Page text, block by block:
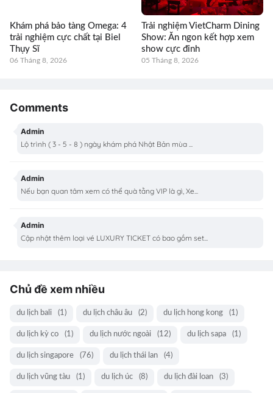
Khám phá bảo tàng Omega: 4
trải nghiệm cực chất tại Biel
Thụy Sĩ
06 Tháng 8, 2026
Trải nghiệm VietCharm Dining
Show: Ăn ngon kết hợp xem
show cực đỉnh
05 Tháng 8, 2026
Comments
Admin
Lộ trình ( 3 - 5 - 8 ) ngày khám phá Nhật Bản mùa ...
Admin
Nếu bạn quan tâm xem có thể quà tằng VIP là gì, Xe...
Admin
Cập nhật thêm loại vé LUXURY TICKET có bao gồm set...
Chủ đề xem nhiều
du lịch bali (1) du lịch châu âu (2) du lịch hong kong (1)
du lịch kỳ co (1) du lịch nước ngoài (12) du lịch sapa (1)
du lịch singapore (76) du lịch thái lan (4)
du lịch vũng tàu (1) du lịch úc (8) du lịch đài loan (3)